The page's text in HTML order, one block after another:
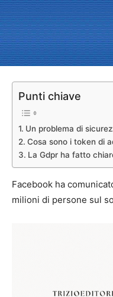
Punti chiave
Un problema di
Cosa sono i token di
La Gdpr ha fatto
Facebook ha
milioni di persone sul